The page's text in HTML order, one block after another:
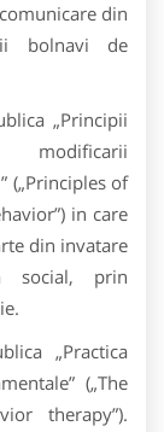
din
bolnavi de
„Principii
(„Principles of
in care
din invatare
social, prin
„Practica
(„The
therapy”).